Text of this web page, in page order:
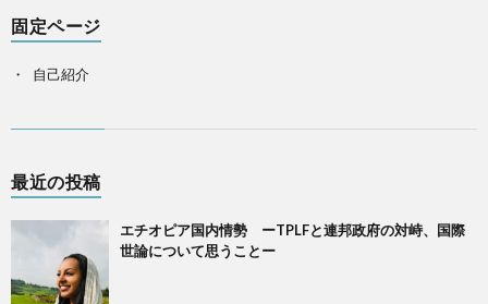
固定ページ
自己紹介
最近の投稿
エチオピア国内情勢 ーTPLFと連邦政府の対峙、国際
世論について思うことー